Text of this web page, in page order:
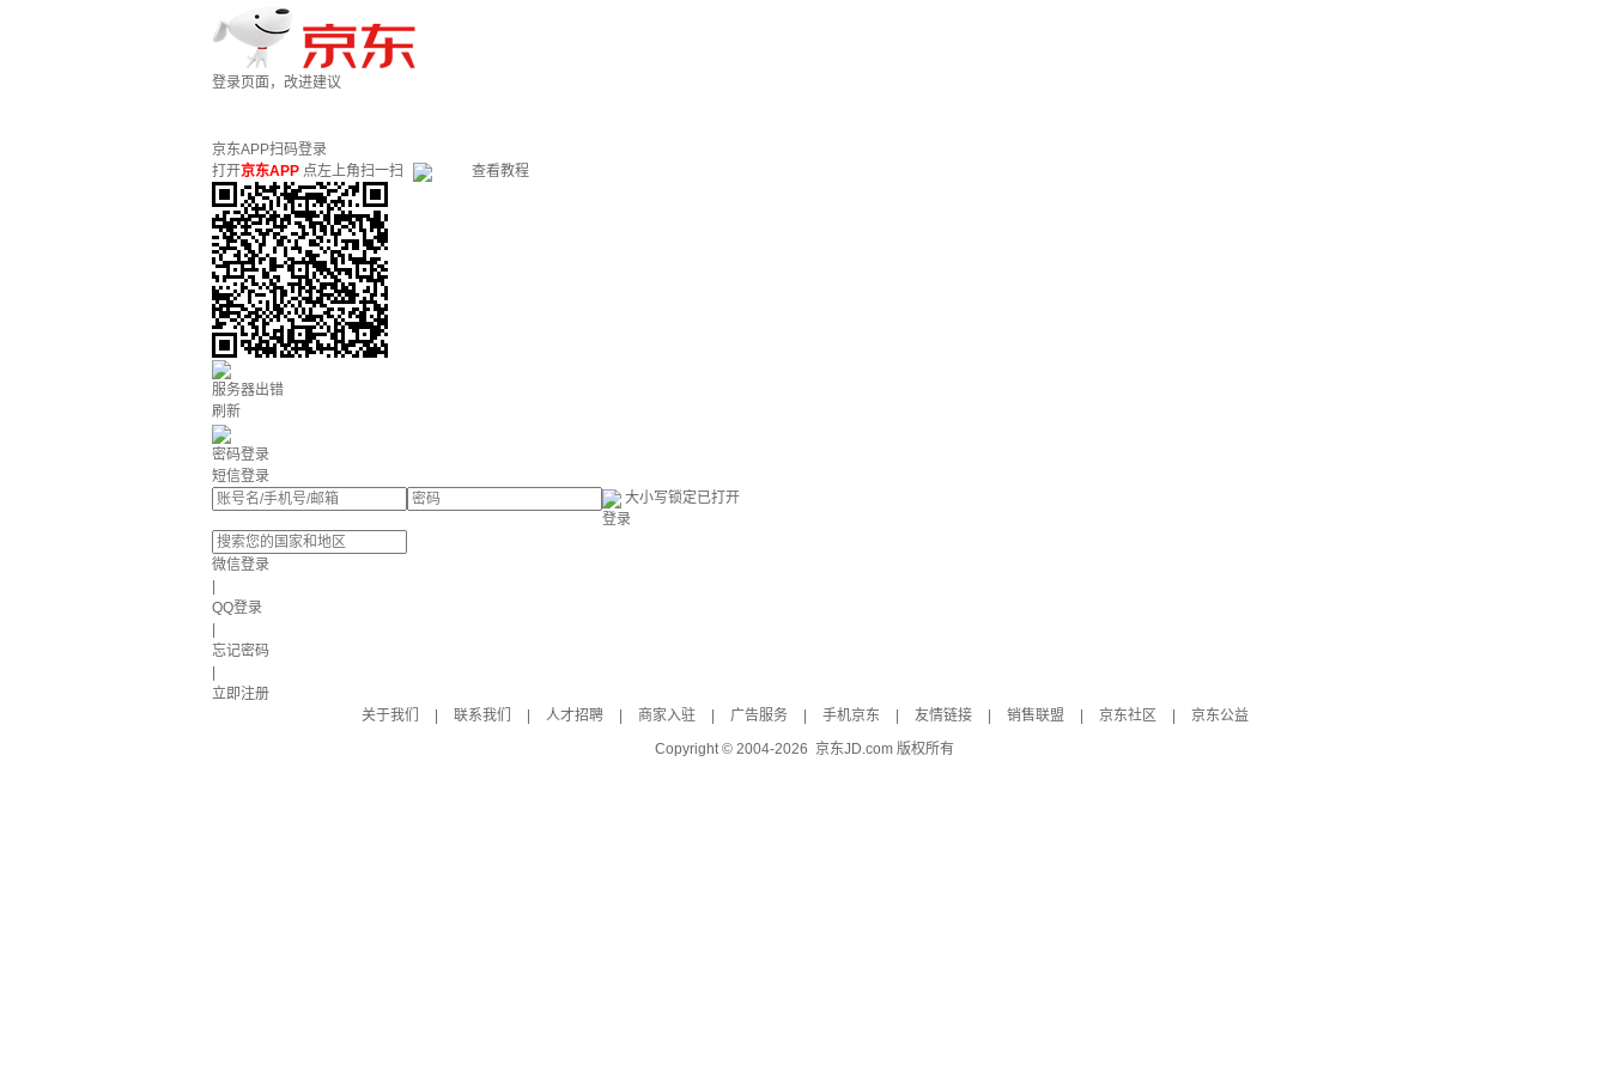
登录页面，改进建议
京东APP扫码登录
打开京东APP 点左上角扫一扫 查看教程
服务器出错
刷新
密码登录
短信登录
大小写锁定已打开
登录
微信登录
QQ登录
忘记密码
立即注册
关于我们
联系我们 人才招聘 商家入驻 广告服务 手机京东 友情链接 销售联盟 京东社区
京东公益
Copyright © 2004-2026 京东JD.com 版权所有